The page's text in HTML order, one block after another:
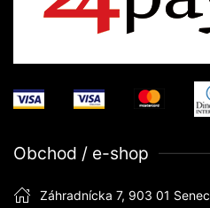
Obchod / e-shop
Záhradnícka 7, 903 01 Senec